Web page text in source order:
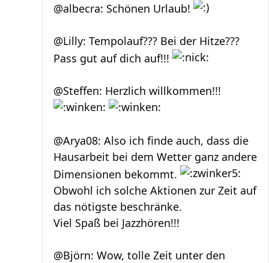
@albecra: Schönen Urlaub!
@Lilly: Tempolauf??? Bei der Hitze???
Pass gut auf dich auf!!!
@Steffen: Herzlich willkommen!!!
@Arya08: Also ich finde auch, dass die
Hausarbeit bei dem Wetter ganz andere
Dimensionen bekommt.
Obwohl ich solche Aktionen zur Zeit auf
das nötigste beschränke.
Viel Spaß bei Jazzhören!!!
@Björn: Wow, tolle Zeit unter den